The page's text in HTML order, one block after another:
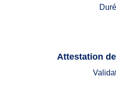
Attestation